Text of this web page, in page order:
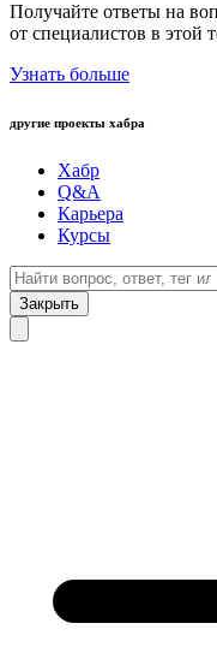
Получайте ответы на
от специалистов в этой
Узнать больше
другие проекты хабра
Хабр
Q&A
Карьера
Курсы
Закрыть